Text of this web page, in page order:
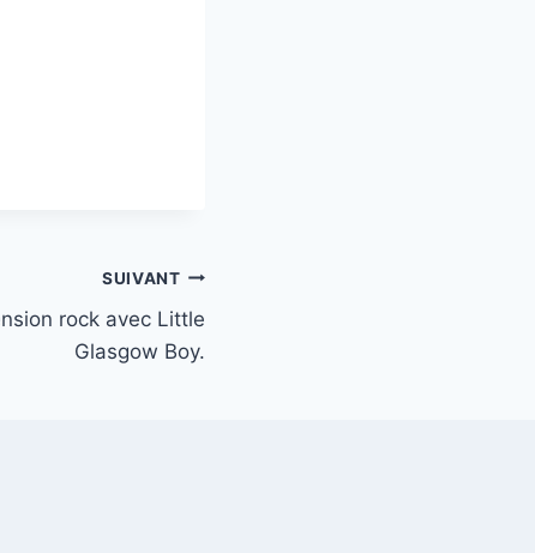
SUIVANT
rock avec Little
Glasgow Boy.